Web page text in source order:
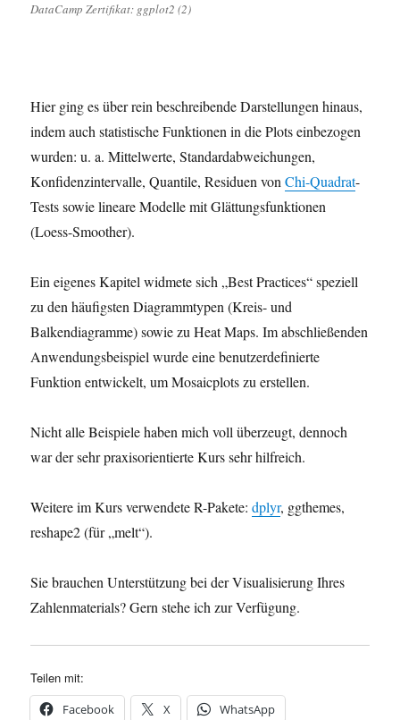
DataCamp Zertifikat: ggplot2 (2)
Hier ging es über rein beschreibende Darstellungen hinaus,
indem auch statistische Funktionen in die Plots einbezogen
wurden: u. a. Mittelwerte, Standardabweichungen,
Konfidenzintervalle, Quantile, Residuen vonChi-Quadrat-
Tests sowie lineare Modelle mit Glättungsfunktionen
(Loess-Smoother).
Ein eigenes Kapitel widmete sich „Best Practices“ speziell
zu den häufigsten Diagrammtypen (Kreis- und
Balkendiagramme) sowie zu Heat Maps. Im abschließenden
Anwendungsbeispiel wurde eine benutzerdefinierte
Funktion entwickelt, um Mosaicplots zu erstellen.
Nicht alle Beispiele haben mich voll überzeugt, dennoch
war der sehr praxisorientierte Kurs sehr hilfreich.
Weitere im Kurs verwendete R-Pakete:dplyr, ggthemes,
reshape2 (für „melt“).
Sie brauchen Unterstützung bei der Visualisierung Ihres
Zahlenmaterials? Gern stehe ich zur Verfügung.
Teilen mit:
Facebook X WhatsApp